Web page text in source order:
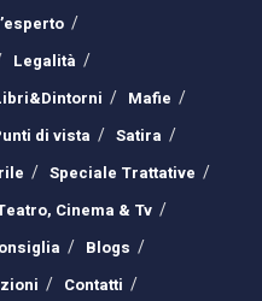
Legalità
Mafie
di vista
Satira
Speciale Trattative
Cinema & Tv
Blogs
Contatti